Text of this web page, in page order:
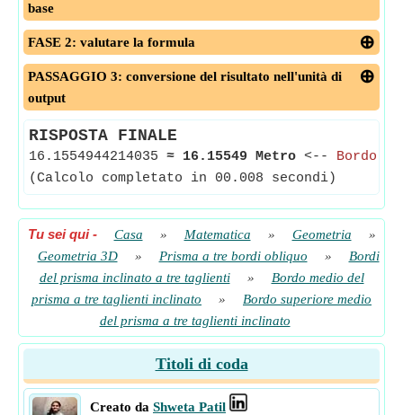
base
FASE 2: valutare la formula
PASSAGGIO 3: conversione del risultato nell'unità di
output
RISPOSTA FINALE
16.1554944214035 ≈ 16.15549 Metro <-- Bordo
(Calcolo completato in 00.008 secondi)
Tu sei qui- Casa » Matematica » Geometria
»
Geometria 3D
» Prisma a tre bordi obliquo »
Bordi
del prisma inclinato a tre taglienti
»
Bordo medio del
prisma a tre taglienti inclinato
»
Bordo superiore medio
del prisma a tre taglienti inclinato
Titoli di coda
Creato da Shweta Patil